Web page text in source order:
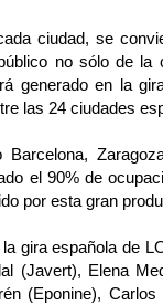
ciudad, se
no sólo de
generado en la
las 24 ciudades
Barcelona,
el 90% de
por esta gran
gira española de
(Javert), Elena
(Eponine),